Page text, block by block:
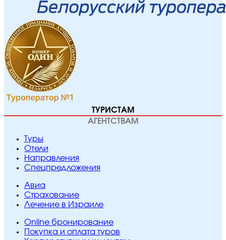
ТУРИСТАМ
АГЕНТСТВАМ
Туры
Отели
Направления
Спецпредложения
Авиа
Страхование
Лечение в Израиле
Online бронирование
Покупка и оплата туров